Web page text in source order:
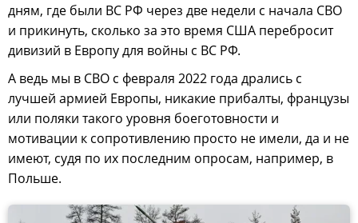
дням, где были ВС РФ через две недели с начала СВО
и прикинуть, сколько за это время США перебросит
дивизий в Европу для войны с ВС РФ.
А ведь мы в СВО с февраля 2022 года дрались с
лучшей армией Европы, никакие прибалты, французы
или поляки такого уровня боеготовности и
мотивации к сопротивлению просто не имели, да и не
имеют, судя по их последним опросам, например, в
Польше.